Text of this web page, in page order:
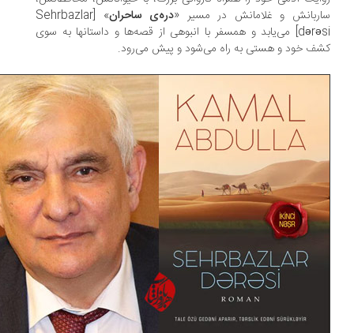
و غلامانش در مسیر «دره‌ی ساحران
» [Sehrbazlar
dərəsi] می‌یابد و همسفر با انبوهی از قصه‌ها و داستانها به سوی
خود و هستی به راه می‌شود و پیش می‌رود.